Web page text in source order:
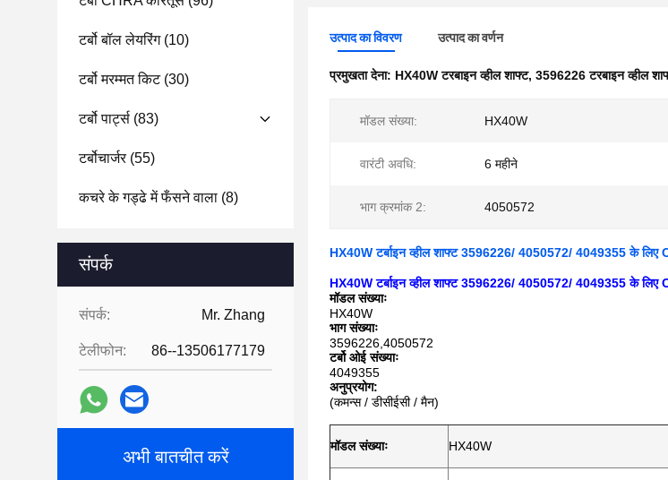
टर्बो बॉल लेयरिंग(10)
टर्बो मरम्मत किट(30)
टर्बो पार्ट्स (83)
टर्बोचार्जर(55)
कचरे के गड्ढे में फँसने वाला (8)
संपर्क
संपर्क: Mr. Zhang
टेलीफोन: 86--13506177179
अभी बातचीत करें
उत्पाद का विवरण उत्पाद का वर्णन
प्रमुखता देना: HX40W टरबाइन व्हील शाफ्ट, 3596226 टरबाइन व्हील
मॉडल संख्या: HX40W
वारंटी अवधि: 6 महीने
भाग क्रमांक 2: 4050572
HX40W टर्बाइन व्हील शाफ्ट 3596226/ 4050572/ 4049355 के
HX40W टर्बाइन व्हील शाफ्ट 3596226/ 4050572/ 4049355 के
मॉडल संख्याः
HX40W
भाग संख्याः
3596226,4050572
टर्बो ओई संख्याः
4049355
अनुप्रयोग:
(कमन्स / डीसीईसी / मैन)
मॉडल संख्याः HX40W